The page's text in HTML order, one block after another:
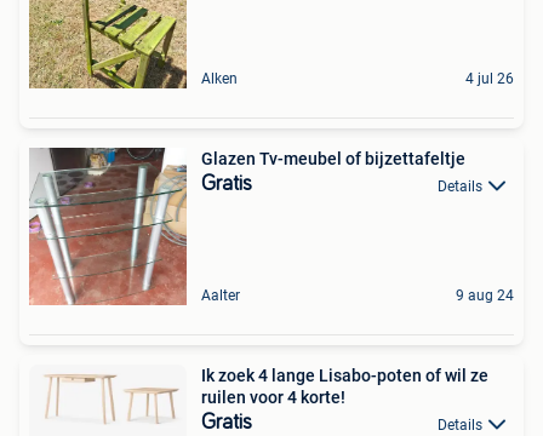
Alken 4 jul 26
Glazen Tv-meubel of bijzettafeltje
Gratis Details
Aalter 9 aug 24
Ik zoek 4 lange Lisabo-poten of wil ze
ruilen voor 4 korte!
Gratis Details